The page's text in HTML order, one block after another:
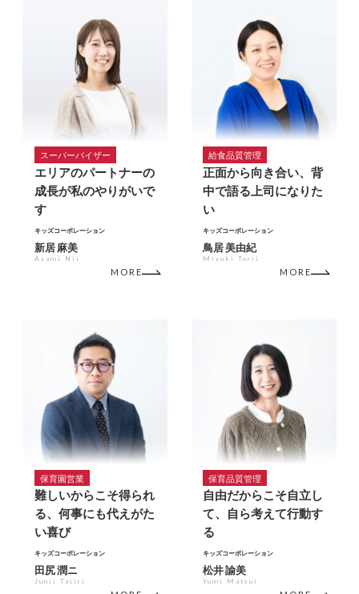
スーパーバイザー
エリアのパートナーの
成長が私のやりがいで
す
キッズコーポレーション
新居 麻美
Asami Nii
MORE
給食品質管理
正面から向き合い、背
中で語る上司になりた
い
キッズコーポレーション
鳥居 美由紀
Miyuki Torii
MORE
保育園営業
難しいからこそ得られ
る、何事にも代えがた
い喜び
キッズコーポレーション
田尻 潤ニ
Junji Tajiri
保育品質管理
自由だからこそ自立し
て、自ら考えて行動す
る
キッズコーポレーション
松井 諭美
Yumi Matsui